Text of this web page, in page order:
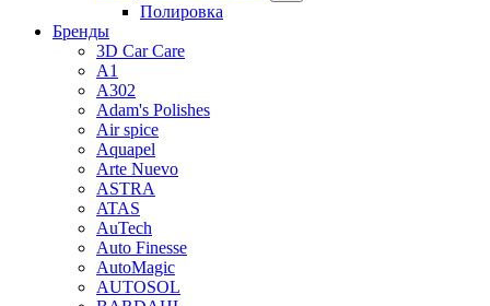
Полировка
Бренды
3D Car Care
A1
A302
Adam's Polishes
Air spice
Aquapel
Arte Nuevo
ASTRA
ATAS
AuTech
Auto Finesse
AutoMagic
AUTOSOL